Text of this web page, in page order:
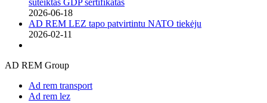
suteiktas GDP sertifikatas
2026-06-18
AD REM LEZ tapo patvirtintu NATO tiekėju
2026-02-11
AD REM Group
Ad rem transport
Ad rem lez